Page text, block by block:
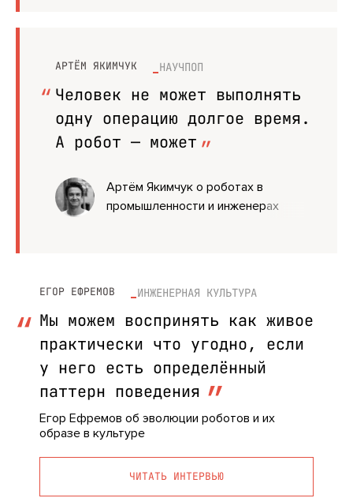
АРТЁМ ЯКИМЧУК НАУЧПОП
Человек не может выполнять
одну операцию долгое время.
А робот — может
Артём Якимчук о роботах в
промышленности и инженерах
ЕГОР ЕФРЕМОВ ИНЖЕНЕРНАЯ КУЛЬТУРА
Мы можем воспринять как живое
практически что угодно, если
у него есть определённый
паттерн поведения
ЧИТАТЬ ИНТЕРВЬЮ
Егор Ефремов об эволюции роботов и их
образе в культуре